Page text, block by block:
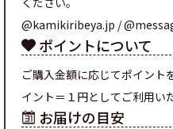
@kamikiribeya.jp /
ポイントについて
ご購入金額に応じてポイント
イント＝１円としてご利用い
お届けの目安